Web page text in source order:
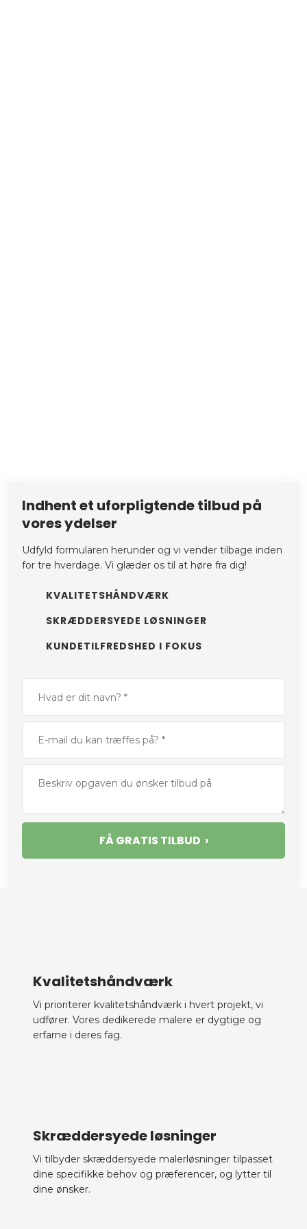
In​dhent et uforpligtende tilbud på
vores ydelser
Udfyld formularen herunder og vi vender tilbage inden
for tre hverdage.​ Vi glæder os til at høre fra dig!
KVALITETSHÅNDVÆRK
SKRÆDDERSYEDE LØSNINGER
​KUNDETILFREDSHED I FOKUS
Kvalitetshåndværk
Vi prioriterer kvalitetshåndværk i hvert projekt, vi
udfører. Vores dedikerede malere er dygtige og
erfarne i deres fag.
Skræddersyede løsninger
Vi tilbyder skræddersyede malerløsninger tilpasset
dine specifikke behov og præferencer, og lytter til
dine ønsker.